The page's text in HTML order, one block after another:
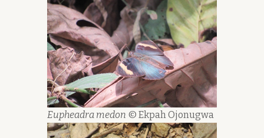
Eupheadra medon © Ekpah Ojonugwa